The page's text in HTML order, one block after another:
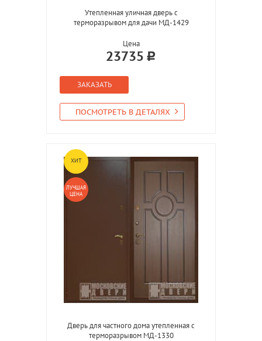
Утепленная уличная дверь с
терморазрывом для дачи МД-1429
Цена
23735
ЗАКАЗАТЬ
ПОСМОТРЕТЬ В ДЕТАЛЯХ
ЛУЧШАЯ
ЦЕНА
ХИТ
Дверь для частного дома утепленная с
терморазрывом МД-1330